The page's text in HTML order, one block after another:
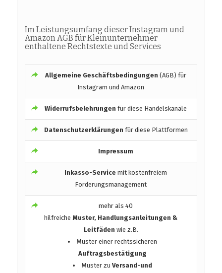
Im Leistungsumfang dieser Instagram und
Amazon AGB für Kleinunternehmer
enthaltene Rechtstexte und Services
Allgemeine Geschäftsbedingungen (AGB) für
Instagram und Amazon
Widerrufsbelehrungenfür diese Handelskanäle
Datenschutzerklärungen für diese Plattformen
Impressum
Inkasso-Service mit kostenfreiem
Forderungsmanagement
mehr als 40
hilfreicheMuster, Handlungsanleitungen &
Leitfäden wie z.B.
Muster einer rechtssicheren
Auftragsbestätigung
Muster zuVersand-und